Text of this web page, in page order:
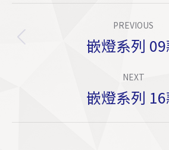
Navigation
PREVIOUS
嵌燈系列
NEXT
Next
嵌燈系列